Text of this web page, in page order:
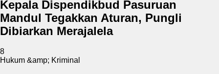
Kepala Dispendikbud Pasuruan
Mandul Tegakkan Aturan, Pungli
Dibiarkan Merajalela
8
Hukum &amp; Kriminal